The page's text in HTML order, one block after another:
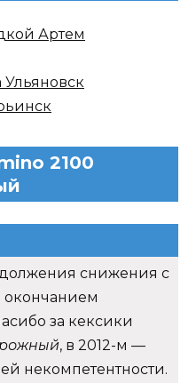
Артем
2100
снижения с
за кексики
, в 2012-м —
некомпетентности.